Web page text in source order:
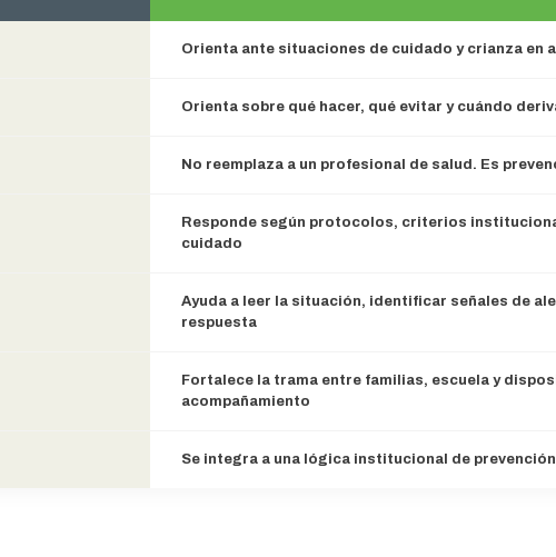
Orienta ante situaciones de cuidado y crianza en
Orienta sobre qué hacer, qué evitar y cuándo
No reemplaza a un profesional de salud. Es
Responde según protocolos, criterios
cuidado
Ayuda a leer la situación, identificar señales de
respuesta
Fortalece la trama entre familias, escuela y
acompañamiento
Se integra a una lógica institucional de